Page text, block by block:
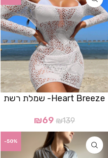
Heart Breeze- שמלת רשת
₪139
₪69
-50%